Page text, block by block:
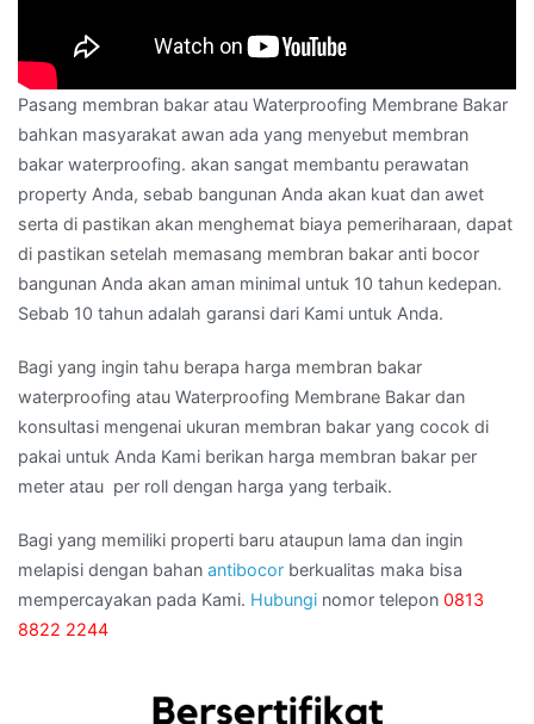
Pasang membran bakar atau Waterproofing Membrane Bakar
bahkan masyarakat awan ada yang menyebut membran
bakar waterproofing. akan sangat membantu perawatan
property Anda, sebab bangunan Anda akan kuat dan awet
serta di pastikan akan menghemat biaya pemeriharaan, dapat
di pastikan setelah memasang membran bakar anti bocor
bangunan Anda akan aman minimal untuk 10 tahun kedepan.
Sebab 10 tahun adalah garansi dari Kami untuk Anda.
Bagi yang ingin tahu berapa harga membran bakar
waterproofing atau Waterproofing Membrane Bakar dan
konsultasi mengenai ukuran membran bakar yang cocok di
pakai untuk Anda Kami berikan harga membran bakar per
meter atau per roll dengan harga yang terbaik.
Bagi yang memiliki properti baru ataupun lama dan ingin
melapisi dengan bahan antibocor berkualitas maka bisa
mempercayakan pada Kami. Hubungi nomor telepon 0813
8822 2244